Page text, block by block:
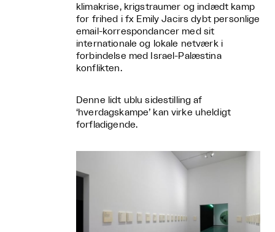
klimakrise, krigstraumer og indædt kamp
for frihed i fx Emily Jacirs dybt personlige
email-korrespondancer med sit
internationale og lokale netværk i
forbindelse med Israel-Palæstina
konflikten.
Denne lidt ublu sidestilling af
‘hverdagskampe’ kan virke uheldigt
forfladigende.